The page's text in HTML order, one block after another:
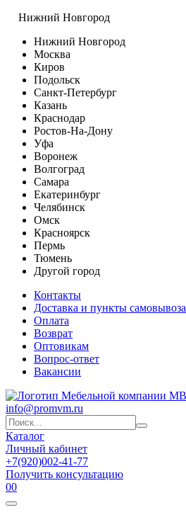
Нижний Новгород
Нижний Новгород
Москва
Киров
Подольск
Санкт-Петербург
Казань
Краснодар
Ростов-На-Дону
Уфа
Воронеж
Волгоград
Самара
Екатеринбург
Челябинск
Омск
Красноярск
Пермь
Тюмень
Другой город
Контакты
Доставка и пункты самовывоза
Оплата
Возврат
Оптовикам
Вопрос-ответ
Вакансии
info@promvm.ru
Каталог
Личный кабинет
+7(920)002-41-77
Получить консультацию
00